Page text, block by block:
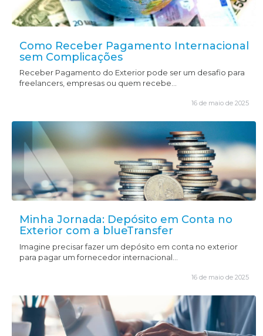
Como Receber Pagamento Internacional
sem Complicações
Receber Pagamento do Exterior pode ser um desafio para
freelancers, empresas ou quem recebe...
16 de maio de 2025
Minha Jornada: Depósito em Conta no
Exterior com a blueTransfer
Imagine precisar fazer um depósito em conta no exterior
para pagar um fornecedor internacional...
16 de maio de 2025